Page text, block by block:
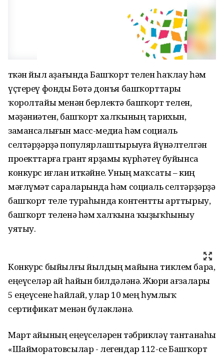
Үткән йыл аҙағында Башҡорт телен һаҡлау һәм
үҫтереү фонды Бөтә донъя башҡорттары
ҡоролтайы менән берлектә башҡорт телен,
мәҙәниәтен, башҡорт халҡының тарихын,
замансалығын масс-медиа һәм социаль
селтәрҙәрҙә популярлаштырыуға йүнәлтелгән
проекттарға грант ярҙамы күрһәтеү буйынса
конкурс иғлан иткәйне. Уның маҡсаты – киң
мәғлүмәт сараларында һәм социаль селтәрҙәрҙә
башҡорт теле тураһында контентты арттырыу,
башҡорт теленә һәм халҡына ҡыҙыҡһыныу
уятыу.
Конкурс быйылғы йылдың майына тиклем бара,
еңеүселәр ай һайын билдәләнә. Жюри ағзалары
5 еңеүсене һайлай, улар 10 мең һумлыҡ
сертификат менән бүләкләнә.
Март айының еңеүселәрен тәбрикләү тантанаһы
«Шайморатовсылар - легендар 112-се Башҡорт